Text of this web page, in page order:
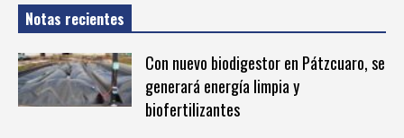
Notas recientes
Con nuevo biodigestor en Pátzcuaro, se
generará energía limpia y
biofertilizantes